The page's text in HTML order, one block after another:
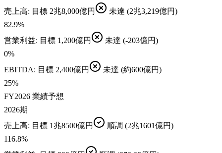
売上高: 目標 2兆8,000億円 未達 (2兆3,219億円)
82.9%
営業利益: 目標 1,200億円 未達 (-203億円)
0%
EBITDA: 目標 2,400億円 未達 (約600億円)
25%
FY2026 業績予想
2026期
売上高: 目標 1兆8500億円 順調 (2兆1601億円)
116.8%